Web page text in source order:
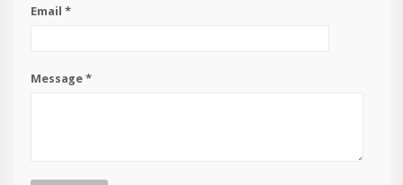
Email *
Message *